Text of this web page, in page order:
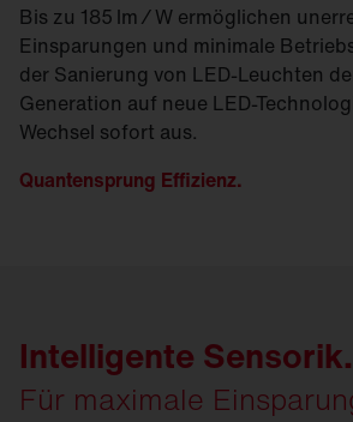
Bis zu 185 lm ∕ W ermöglichen
Einsparungen und minimale
der Sanierung von LED-Leuchten
Generation auf neue LED-
Wechsel sofort aus.
Quantensprung Effizienz.
Intelligente Sensorik.
Für maximale